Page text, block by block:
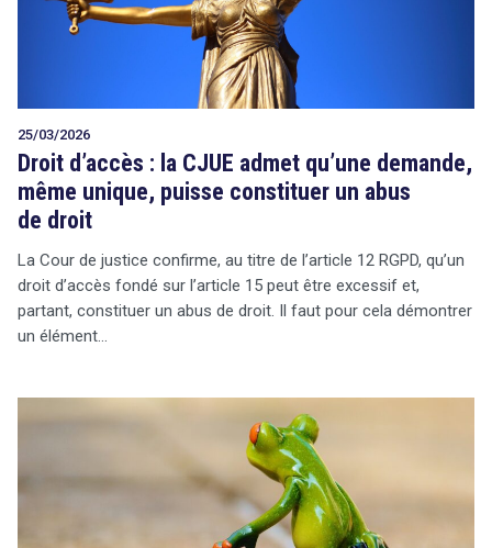
25/03/2026
Droit d’accès : la CJUE admet qu’une demande,
même unique, puisse constituer un abus
de droit
La Cour de justice confirme, au titre de l’article 12 RGPD, qu’un
droit d’accès fondé sur l’article 15 peut être excessif et,
partant, constituer un abus de droit. Il faut pour cela démontrer
un élément…